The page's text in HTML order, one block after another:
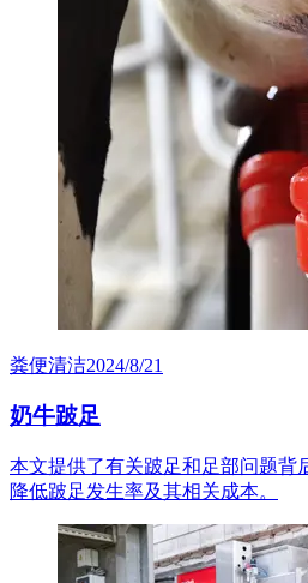
粪便清洁2024/8/21
奶牛跛足
本文提供了有关跛足和足部问题背
降低跛足发生率及其相关成本。